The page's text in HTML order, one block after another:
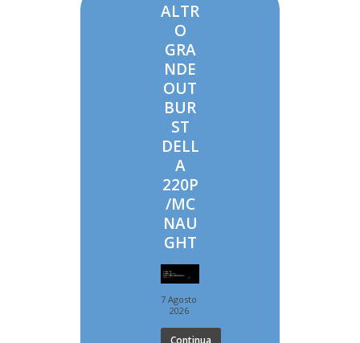
ALTR
O
GRA
NDE
OUT
BUR
ST
DELL
A
220P
/MC
NAU
GHT
7 Agosto
2026
Continua